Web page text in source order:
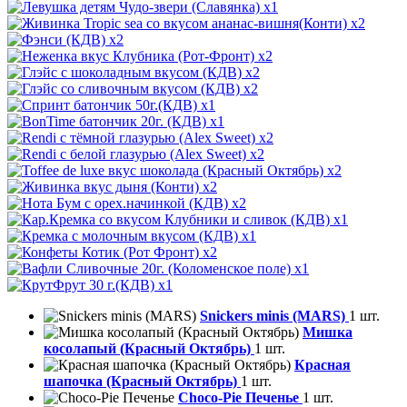
x1
x2
x2
x2
x2
x2
x1
x1
x2
x2
x2
x2
x2
x1
x1
x2
x1
x1
Snickers minis (MARS) 1 шт.
Мишка
косолапый (Красный Октябрь) 1 шт.
Красная
шапочка (Красный Октябрь) 1 шт.
Choco-Pie Печенье 1 шт.